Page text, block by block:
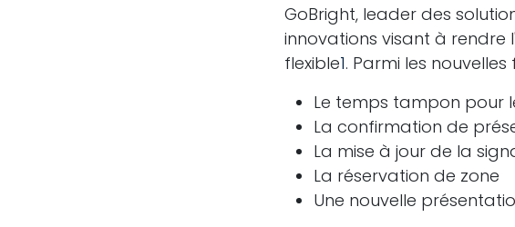
GoBright, leader des
innovations visant à rendre
flexible1. Parmi les
Le temps tampon pour
La confirmation de
La mise à jour de la
La réservation de zone
Une nouvelle